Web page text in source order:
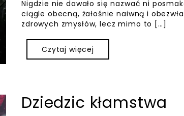
Nigdzie nie dawało się nazwać ni
ciągle obecną, żałośnie naiwną i
zdrowych zmysłów, lecz mimo to […]
Czytaj więcej
Dziedzic kłamstwa